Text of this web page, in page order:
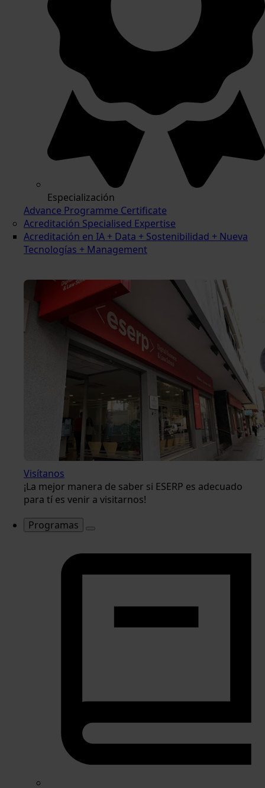
Especialización
Advance Programme Certificate
Acreditación Specialised Expertise
Acreditación en IA + Data + Sostenibilidad + Nueva
Tecnologías + Management
Visítanos
¡La mejor manera de saber si ESERP es adecuado
para tí es venir a visitarnos!
Programas